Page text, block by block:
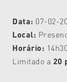
Data: 07-02-
Local:
Horário:
Limitado a 20